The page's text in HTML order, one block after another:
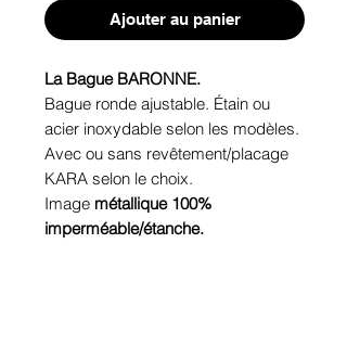
Ajouter au panier
La Bague BARONNE.
Bague ronde ajustable. Étain ou
acier inoxydable selon les modèles.
Avec ou sans revêtement/placage
KARA selon le choix.
Image métallique 100%
imperméable/étanche.